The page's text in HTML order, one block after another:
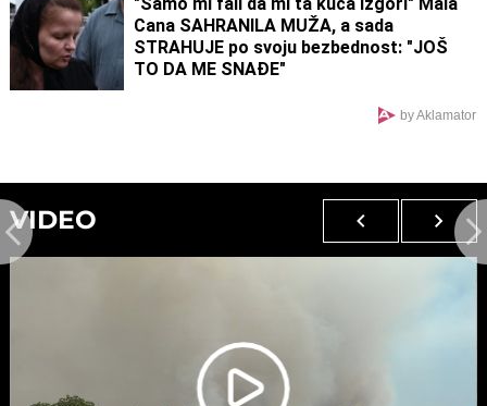
Cana SAHRANILA MUŽA, a sada
STRAHUJE po svoju bezbednost: "JOŠ
TO DA ME SNAĐE"
by Aklamator
VIDEO